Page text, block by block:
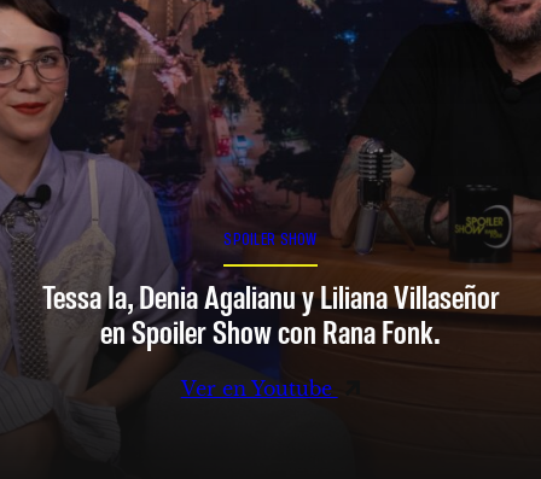
SPOILER SHOW
Tessa Ia, Denia Agalianu y Liliana Villaseñor
en Spoiler Show con Rana Fonk.
Ver en Youtube